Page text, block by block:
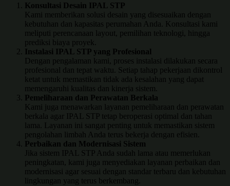
Konsultasi Desain IPAL STP
Kami memberikan solusi desain yang disesuaikan dengan
kebutuhan dan kapasitas perumahan Anda. Konsultasi kami
meliputi perencanaan layout, pemilihan teknologi, hingga
prediksi biaya proyek.
Instalasi IPAL STP yang Profesional
Dengan pengalaman kami, proses instalasi dilakukan secara
profesional dan tepat waktu. Setiap tahap pekerjaan dikontrol
ketat untuk memastikan tidak ada kesalahan yang dapat
memengaruhi kualitas dan kinerja sistem.
Pemeliharaan dan Perawatan Berkala
Kami juga menawarkan layanan pemeliharaan dan perawatan
berkala agar IPAL STP tetap beroperasi optimal dan tahan
lama. Layanan ini sangat penting untuk memastikan sistem
pengolahan limbah Anda terus bekerja dengan efisien.
Perbaikan dan Modernisasi Sistem
Jika sistem IPAL STP Anda sudah lama atau memerlukan
peningkatan, kami juga menyediakan layanan perbaikan dan
modernisasi agar sesuai dengan standar terbaru dan kebutuhan
lingkungan yang terus berkembang.